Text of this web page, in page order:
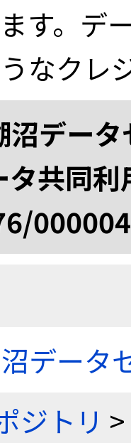
す。デ
なクレ
沼デー
タ共同
データ
ジトリ >